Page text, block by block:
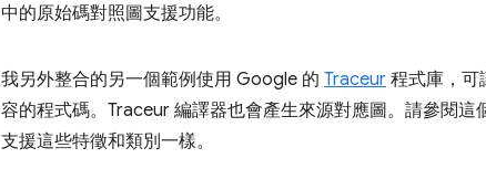
中的原始碼對照圖支援功能。
我另外整合的另一個範例使用 Google 的 Traceur 程式庫，可
容的程式碼。Traceur 編譯器也會產生來源對應圖。請參閱這
支援這些特徵和類別一樣。